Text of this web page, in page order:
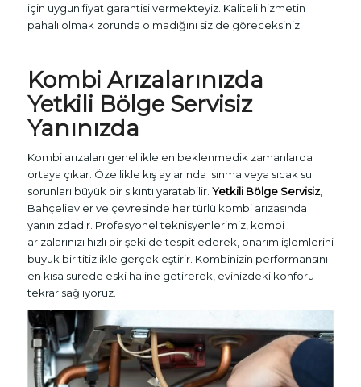
için uygun fiyat garantisi vermekteyiz. Kaliteli hizmetin
pahalı olmak zorunda olmadığını siz de göreceksiniz.
Kombi Arızalarınızda
Yetkili Bölge Servisiz
Yanınızda
Kombi arızaları genellikle en beklenmedik zamanlarda
ortaya çıkar. Özellikle kış aylarında ısınma veya sıcak su
sorunları büyük bir sıkıntı yaratabilir. Yetkili Bölge Servisiz,
Bahçelievler ve çevresinde her türlü kombi arızasında
yanınızdadır. Profesyonel teknisyenlerimiz, kombi
arızalarınızı hızlı bir şekilde tespit ederek, onarım işlemlerini
büyük bir titizlikle gerçekleştirir. Kombinizin performansını
en kısa sürede eski haline getirerek, evinizdeki konforu
tekrar sağlıyoruz.